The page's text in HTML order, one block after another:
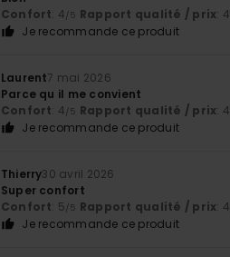
Confort: 4/5 Rapport qualité / prix: 4
Je recommande ce produit
Laurent7 mai 2026
Parce qu il me convient
Confort: 4/5 Rapport qualité / prix: 4
Je recommande ce produit
Thierry30 avril 2026
Super confort
Confort: 5/5 Rapport qualité / prix: 4
Je recommande ce produit